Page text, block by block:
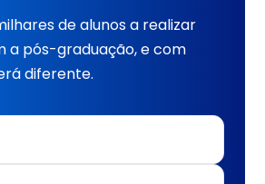
de alunos a realizar
a pós-graduação, e com
diferente.